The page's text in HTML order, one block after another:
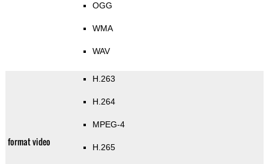
OGG
WMA
WAV
format video
H.263
H.264
MPEG-4
H.265